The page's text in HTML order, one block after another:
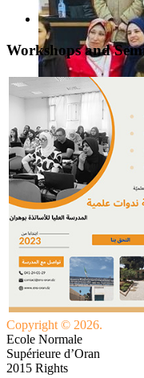
Workshops and
Copyright © 2026.
Ecole Normale
Supérieure d’Oran
2015 Rights